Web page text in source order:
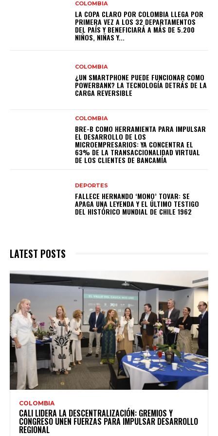
COLOMBIA
LA COPA CLARO POR COLOMBIA LLEGA POR
PRIMERA VEZ A LOS 32 DEPARTAMENTOS
DEL PAÍS Y BENEFICIARÁ A MÁS DE 5.200
NIÑOS, NIÑAS Y...
COLOMBIA
¿UN SMARTPHONE PUEDE FUNCIONAR COMO
POWERBANK? LA TECNOLOGÍA DETRÁS DE LA
CARGA REVERSIBLE
COLOMBIA
BRE-B COMO HERRAMIENTA PARA IMPULSAR
EL DESARROLLO DE LOS
MICROEMPRESARIOS: YA CONCENTRA EL
63% DE LA TRANSACCIONALIDAD VIRTUAL
DE LOS CLIENTES DE BANCAMÍA
DEPORTES
FALLECE HERNANDO ‘MONO’ TOVAR: SE
APAGA UNA LEYENDA Y EL ÚLTIMO TESTIGO
DEL HISTÓRICO MUNDIAL DE CHILE 1962
LATEST POSTS
COLOMBIA
CALI LIDERA LA DESCENTRALIZACIÓN: GREMIOS Y
CONGRESO UNEN FUERZAS PARA IMPULSAR DESARROLLO
REGIONAL